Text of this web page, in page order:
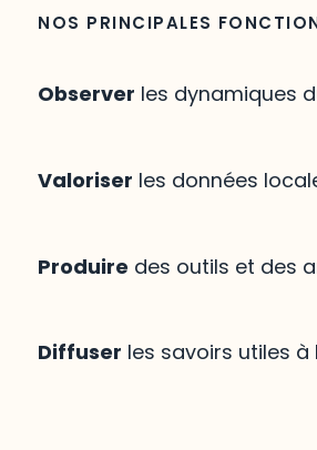
NOS PRINCIPALES
Observer les dynamiques
Valoriser les données
Produire des outils et des
Diffuser les savoirs utiles à